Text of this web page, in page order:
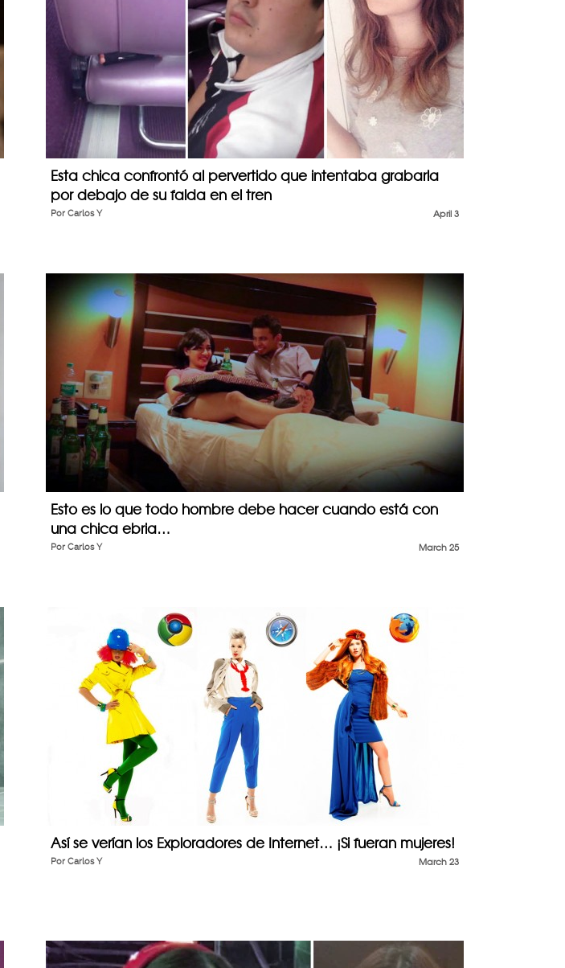
Esta chica confrontó al pervertido que intentaba grabarla
por debajo de su falda en el tren
April 3
Por Carlos Y
Esto es lo que todo hombre debe hacer cuando está con
una chica ebria…
March 25
Por Carlos Y
Así se verían los Exploradores de Internet… ¡Si fueran mujeres!
March 23
Por Carlos Y